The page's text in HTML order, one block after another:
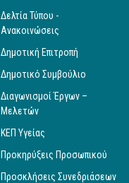
Δελτία Τύπου -
Ανακοινώσεις
Δημοτική Επιτροπή
Δημοτικό Συμβούλιο
Διαγωνισμοί Έργων –
Μελετών
ΚΕΠ Υγείας
Προκηρύξεις Προσωπικού
Προσκλήσεις Συνεδριάσεων